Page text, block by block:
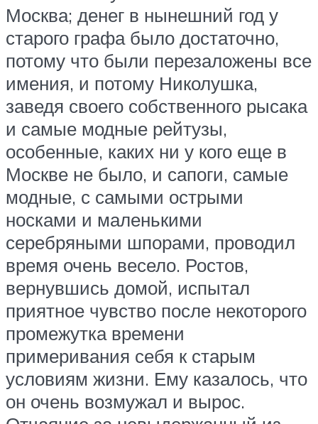
Москва; денег в нынешний год у
старого графа было достаточно,
потому что были перезаложены все
имения, и потому Николушка,
заведя своего собственного рысака
и самые модные рейтузы,
особенные, каких ни у кого еще в
Москве не было, и сапоги, самые
модные, с самыми острыми
носками и маленькими
серебряными шпорами, проводил
время очень весело. Ростов,
вернувшись домой, испытал
приятное чувство после некоторого
промежутка времени
примеривания себя к старым
условиям жизни. Ему казалось, что
он очень возмужал и вырос.